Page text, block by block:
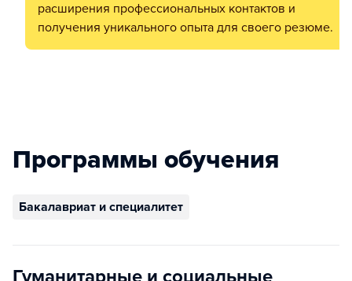
расширения профессиональных контактов и
получения уникального опыта для своего резюме.
Программы обучения
Бакалавриат и специалитет